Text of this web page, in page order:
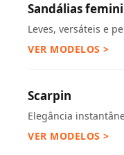
Sandálias
Leves, versáteis e
VER MODELOS >
Scarpin
Elegância
VER MODELOS >